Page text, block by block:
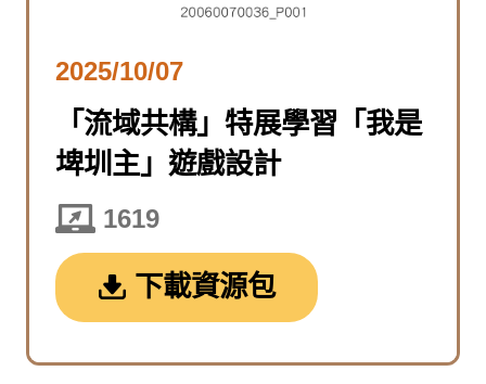
2025/10/07
「流域共構」特展學習「我是
埤圳主」遊戲設計
1619
下載資源包